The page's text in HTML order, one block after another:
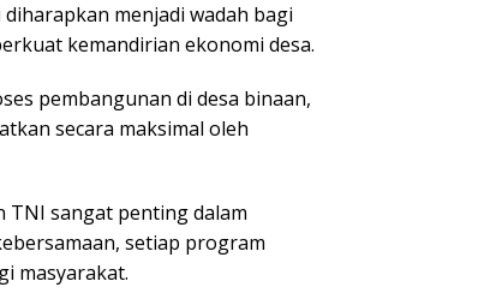
menjadi wadah bagi
kemandirian ekonomi desa.
pembangunan di desa binaan,
secara maksimal oleh
TNI sangat penting dalam
setiap program
masyarakat.